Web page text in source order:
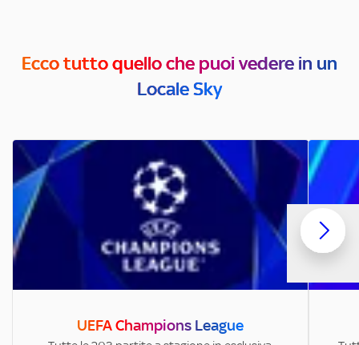
Ecco tutto quello che puoi vedere in un
Locale Sky
UEFA Champions League